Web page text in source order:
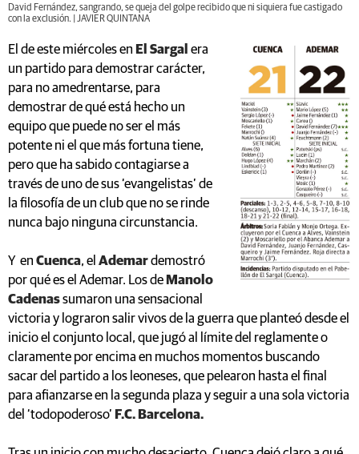
David Fernández, sangrando, se queja del golpe recibido que ni siquiera fue castigado
con la exclusión. | JAVIER QUINTANA
El de este miércoles en El Sargal era
un partido para demostrar carácter,
para no amedrentarse, para
demostrar de qué está hecho un
equipo que puede no ser el más
potente ni el que más fortuna tiene,
pero que ha sabido contagiarse a
través de uno de sus ‘evangelistas’ de
la filosofía de un club que no se rinde
nunca bajo ninguna circunstancia.
Y en Cuenca, el Ademardemostró
por qué es el Ademar. Los de Manolo
Cadenassumaron una sensacional
victoria y lograron salir vivos de la guerra que planteó desde el
inicio el conjunto local, que jugó al límite del reglamente o
claramente por encima en muchos momentos buscando
sacar del partido a los leoneses, que pelearon hasta el final
para afianzarse en la segunda plaza y seguir a una sola victoria
del ‘todopoderoso’ F.C. Barcelona.